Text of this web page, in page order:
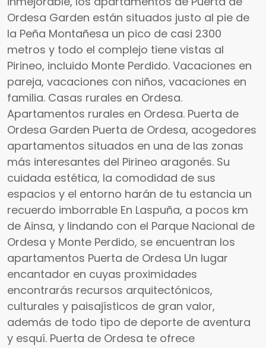
Ordesa Garden están situados justo al pie de
la Peña Montañesa un pico de casi 2300
metros y todo el complejo tiene vistas al
Pirineo, incluido Monte Perdido. Vacaciones en
pareja, vacaciones con niños, vacaciones en
familia. Casas rurales en Ordesa.
Apartamentos rurales en Ordesa. Puerta de
Ordesa Garden Puerta de Ordesa, acogedores
apartamentos situados en una de las zonas
más interesantes del Pirineo aragonés. Su
cuidada estética, la comodidad de sus
espacios y el entorno harán de tu estancia un
recuerdo imborrable En Laspuña, a pocos km
de Ainsa, y lindando con el Parque Nacional de
Ordesa y Monte Perdido, se encuentran los
apartamentos Puerta de Ordesa Un lugar
encantador en cuyas proximidades
encontrarás recursos arquitectónicos,
culturales y paisajísticos de gran valor,
además de todo tipo de deporte de aventura
y esquí. Puerta de Ordesa te ofrece